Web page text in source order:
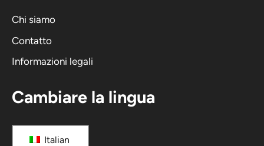
i
a
:
Chi siamo
Contatto
Informazioni legali
Cambiare la lingua
Italian